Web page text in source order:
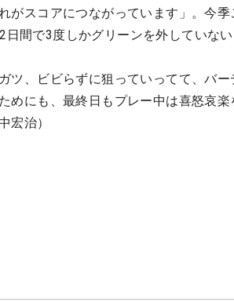
がスコアにつながっています」。今
間で3度しかグリーンを外していない
ツ、ビビらずに狙っていってて、バ
めにも、最終日もプレー中は喜怒哀
宏治）